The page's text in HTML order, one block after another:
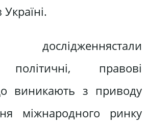
дослідженнястали
політичні, правові
виникають з приводу
міжнародного ринку